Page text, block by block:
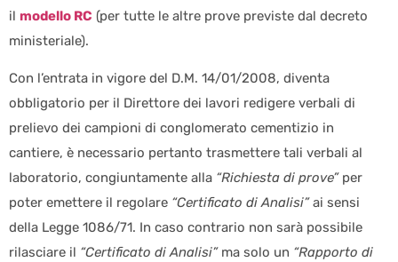
il modello RC (per tutte le altre prove previste dal decreto
ministeriale).
Con l’entrata in vigore del D.M. 14/01/2008, diventa
obbligatorio per il Direttore dei lavori redigere verbali di
prelievo dei campioni di conglomerato cementizio in
cantiere, è necessario pertanto trasmettere tali verbali al
laboratorio, congiuntamente alla “Richiesta di prove”per
poter emettere il regolare “Certificato di Analisi”ai sensi
della Legge 1086/71. In caso contrario non sarà possibile
rilasciare il “Certificato di Analisi”ma solo un “Rapporto di